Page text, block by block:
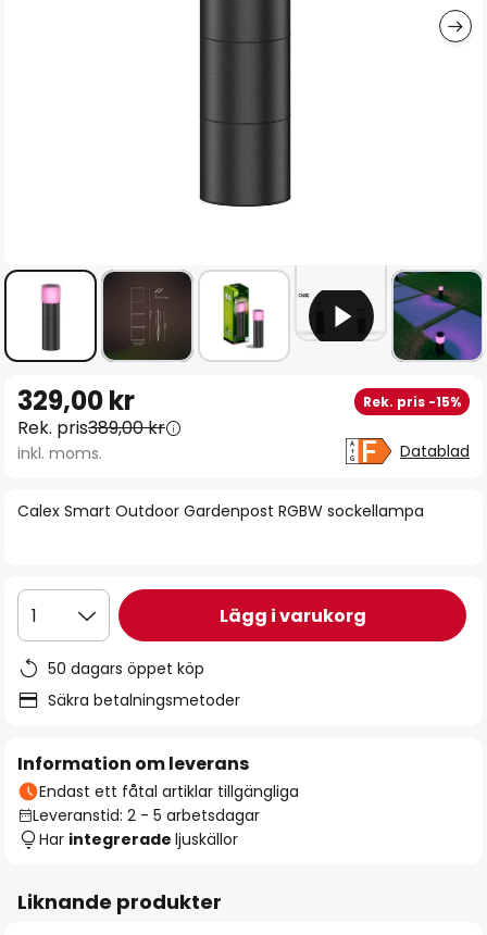
till
början
av
Calex Smart Outdoor Gardenpost RGBW sockellampa
329,00 kr Rek. pris -15%
Rek. pris389,00 kr
inkl. moms. Datablad
1 Lägg i varukorg
50 dagars öppet köp
Säkra betalningsmetoder
Information om leverans
Endast ett fåtal artiklar tillgängliga
Leveranstid: 2 - 5 arbetsdagar
Har integrerade ljuskällor
Liknande produkter